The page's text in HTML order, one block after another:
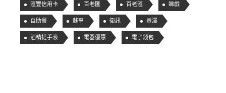
滙豐信用卡 百老匯 百老滙 睇戲
自助餐 蘇寧 衛訊 豐澤
酒精搓手液 電器優惠 電子錢包